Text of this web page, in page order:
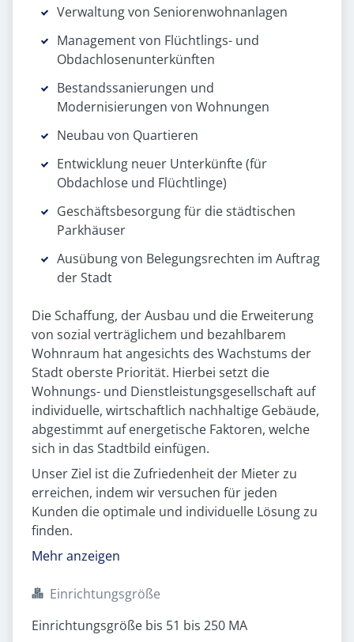
Verwaltung von Seniorenwohnanlagen
Management von Flüchtlings- und
Obdachlosenunterkünften
Bestandssanierungen und
Modernisierungen von Wohnungen
Neubau von Quartieren
Entwicklung neuer Unterkünfte (für
Obdachlose und Flüchtlinge)
Geschäftsbesorgung für die städtischen
Parkhäuser
Ausübung von Belegungsrechten im Auftrag
der Stadt
Die Schaffung, der Ausbau und die Erweiterung
von sozial verträglichem und bezahlbarem
Wohnraum hat angesichts des Wachstums der
Stadt oberste Priorität. Hierbei setzt die
Wohnungs- und Dienstleistungsgesellschaft auf
individuelle, wirtschaftlich nachhaltige Gebäude,
abgestimmt auf energetische Faktoren, welche
sich in das Stadtbild einfügen.
Unser Ziel ist die Zufriedenheit der Mieter zu
erreichen, indem wir versuchen für jeden
Kunden die optimale und individuelle Lösung zu
finden.
Mehr anzeigen
Einrichtungsgröße
Einrichtungsgröße bis 51 bis 250 MA